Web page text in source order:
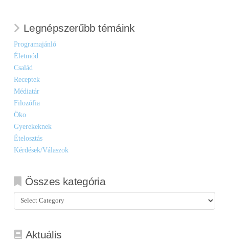
Legnépszerűbb témáink
Programajánló
Életmód
Család
Receptek
Médiatár
Filozófia
Öko
Gyerekeknek
Ételosztás
Kérdések/Válaszok
Összes kategória
Összes
kategória
Aktuális